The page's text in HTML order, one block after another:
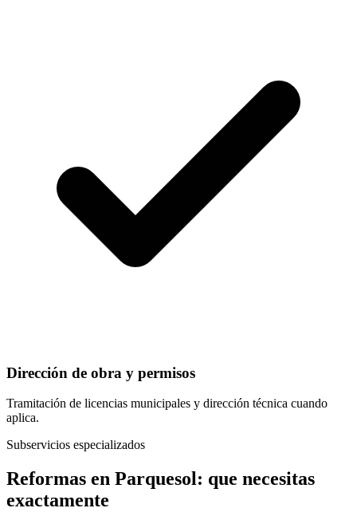
Dirección de obra y permisos
Tramitación de licencias municipales y dirección técnica cuando
aplica.
Subservicios especializados
Reformas en Parquesol : que necesitas
exactamente